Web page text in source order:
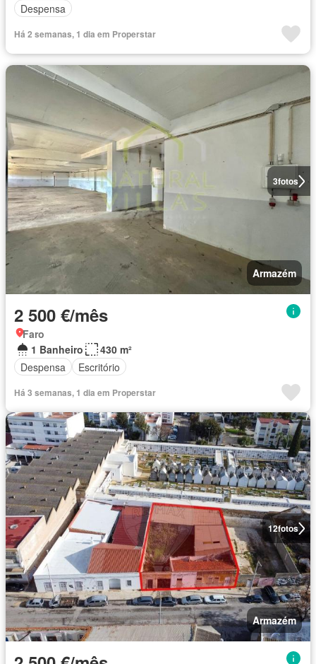
Despensa
Há 2 semanas, 1 dia em Properstar
3fotos
Armazém
2 500 €/mês
Faro
1 Banheiro
430 m²
Despensa
Escritório
Há 3 semanas, 1 dia em Properstar
12fotos
Armazém